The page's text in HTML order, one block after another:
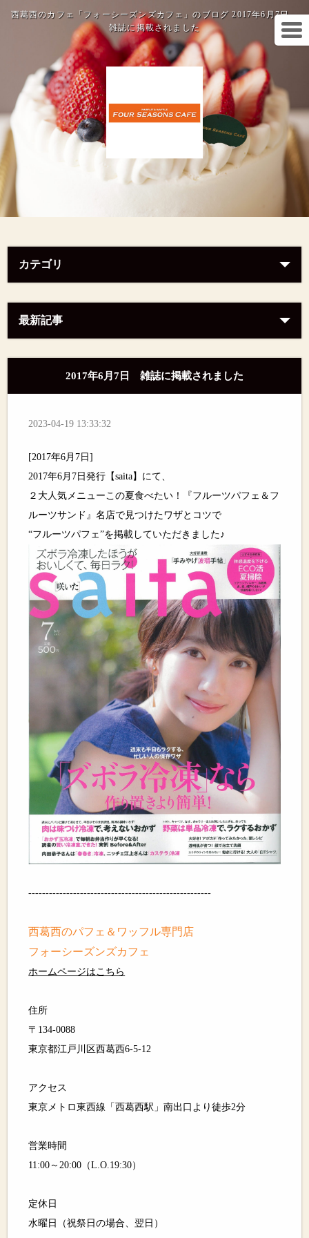
西葛西のカフェ「フォーシーズンズカフェ」のブログ 2017年6月7日
雑誌に掲載されました
カテゴリ
最新記事
2017年6月7日 雑誌に掲載されました
2023-04-19 13:33:32
[2017年6月7日]
2017年6月7日発行【saita】にて、
２大人気メニューこの夏食べたい！『フルーツパフェ＆フ
ルーツサンド』名店で見つけたワザとコツで
“フルーツパフェ”を掲載していただきました♪
-----------------------------------------------------
西葛西のパフェ＆ワッフル専門店
フォーシーズンズカフェ
ホームページはこちら
住所
〒134-0088
東京都江戸川区西葛西6-5-12
アクセス
東京メトロ東西線「西葛西駅」南出口より徒歩2分
営業時間
11:00～20:00（L.O.19:30）
定休日
水曜日（祝祭日の場合、翌日）